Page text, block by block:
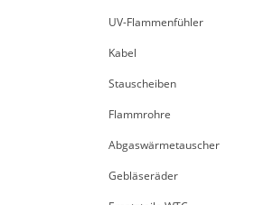
UV-Flammenfühler
Kabel
Stauscheiben
Flammrohre
Abgaswärmetauscher
Gebläseräder